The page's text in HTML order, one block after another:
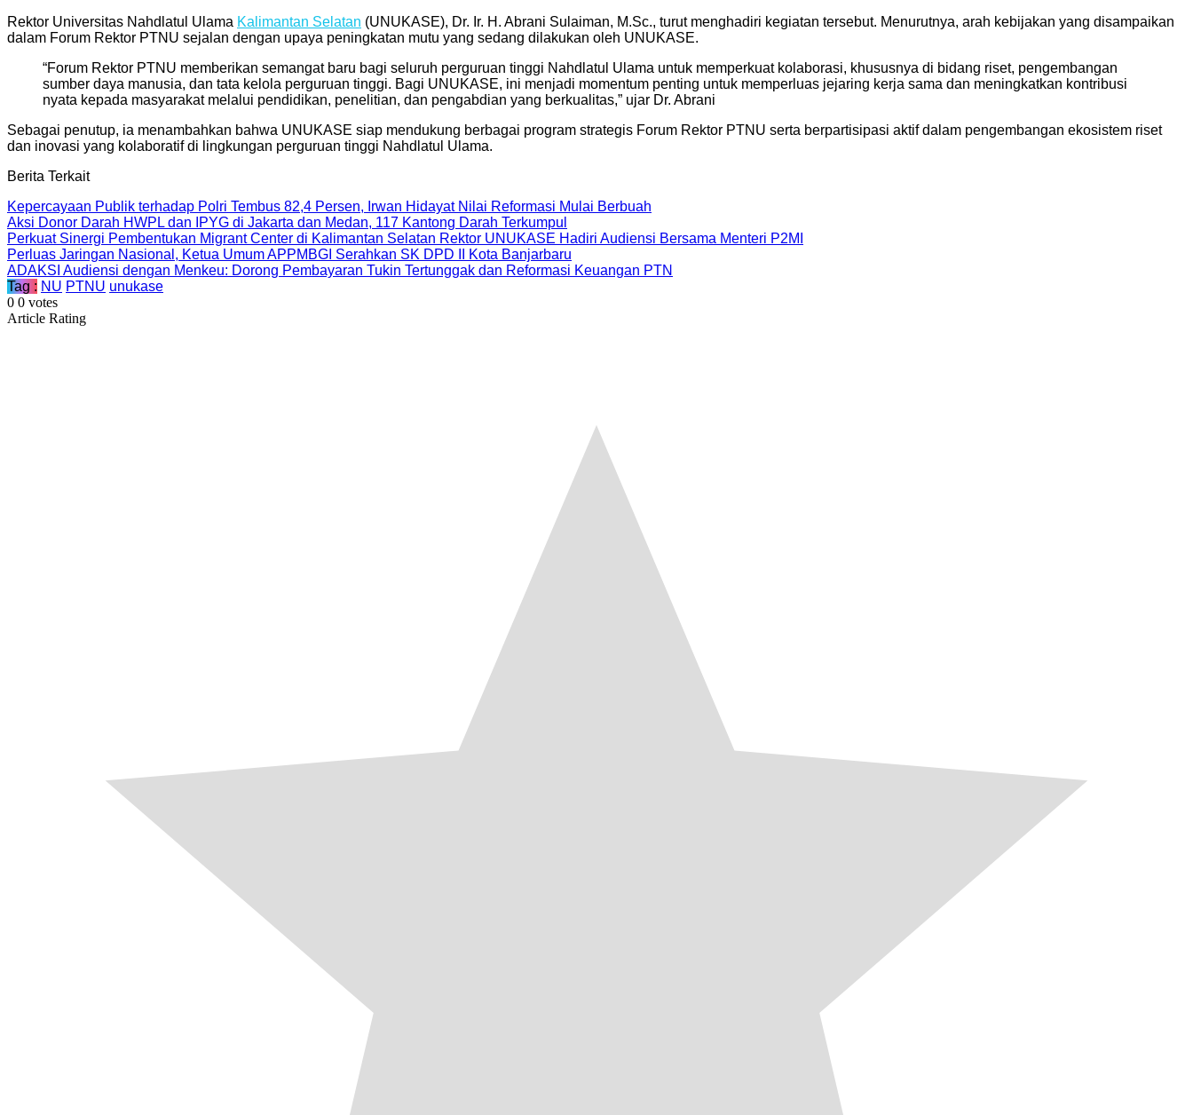
Rektor Universitas Nahdlatul Ulama Kalimantan Selatan (UNUKASE), Dr. Ir. H. Abrani Sulaiman, M.Sc., turut menghadiri kegiatan tersebut. Menurutnya, arah kebijakan yang disampaikan
dalam Forum Rektor PTNU sejalan dengan upaya peningkatan mutu yang sedang dilakukan oleh UNUKASE.
“Forum Rektor PTNU memberikan semangat baru bagi seluruh perguruan tinggi Nahdlatul Ulama untuk memperkuat kolaborasi, khususnya di bidang riset, pengembangan
sumber daya manusia, dan tata kelola perguruan tinggi. Bagi UNUKASE, ini menjadi momentum penting untuk memperluas jejaring kerja sama dan meningkatkan kontribusi
nyata kepada masyarakat melalui pendidikan, penelitian, dan pengabdian yang berkualitas,” ujar Dr. Abrani
Sebagai penutup, ia menambahkan bahwa UNUKASE siap mendukung berbagai program strategis Forum Rektor PTNU serta berpartisipasi aktif dalam pengembangan ekosistem riset
dan inovasi yang kolaboratif di lingkungan perguruan tinggi Nahdlatul Ulama.
Berita Terkait
Kepercayaan Publik terhadap Polri Tembus 82,4 Persen, Irwan Hidayat Nilai Reformasi Mulai Berbuah
Aksi Donor Darah HWPL dan IPYG di Jakarta dan Medan, 117 Kantong Darah Terkumpul
Perkuat Sinergi Pembentukan Migrant Center di Kalimantan Selatan Rektor UNUKASE Hadiri Audiensi Bersama Menteri P2MI
Perluas Jaringan Nasional, Ketua Umum APPMBGI Serahkan SK DPD II Kota Banjarbaru
ADAKSI Audiensi dengan Menkeu: Dorong Pembayaran Tukin Tertunggak dan Reformasi Keuangan PTN
Tag : NU PTNU unukase
0 0 votes
Article Rating